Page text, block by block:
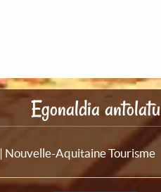
Egonaldia antolatu
| Nouvelle-Aquitaine Tourisme